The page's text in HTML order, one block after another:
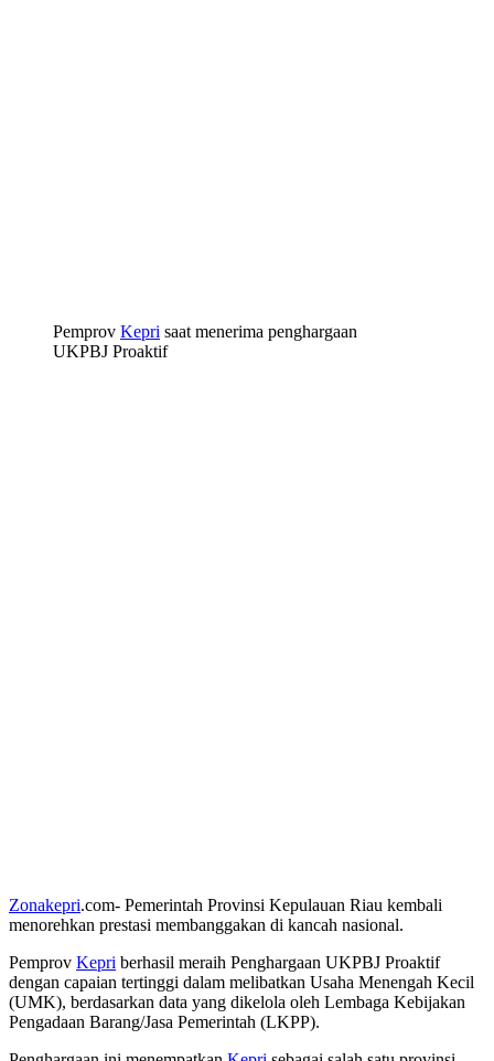
Pemprov Kepri saat menerima penghargaan
UKPBJ Proaktif
Zonakepri.com- Pemerintah Provinsi Kepulauan Riau kembali
menorehkan prestasi membanggakan di kancah nasional.
Pemprov Kepri berhasil meraih Penghargaan UKPBJ Proaktif
dengan capaian tertinggi dalam melibatkan Usaha Menengah Kecil
(UMK), berdasarkan data yang dikelola oleh Lembaga Kebijakan
Pengadaan Barang/Jasa Pemerintah (LKPP).